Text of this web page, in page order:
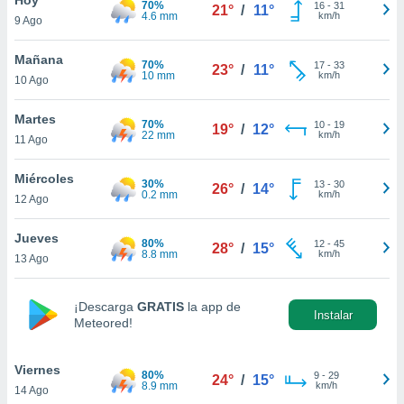
en
más
nuestra
de
aceptar
de
9 Ago
70%
4.6 mm
21° / 11° 16- 31
km/h
Mañana
10 Ago
70%
10 mm
23° / 11° 17- 33
km/h
Martes
11 Ago
70%
22 mm
19° / 12° 10- 19
km/h
Miércoles
12 Ago
30%
0.2 mm
26° / 14° 13- 30
km/h
Jueves
13 Ago
80%
8.8 mm
28° / 15° 12- 45
km/h
¡Descarga GRATIS la app de
Meteored!
Instalar
Viernes
14 Ago
80%
8.9 mm
24° / 15° 9- 29
km/h